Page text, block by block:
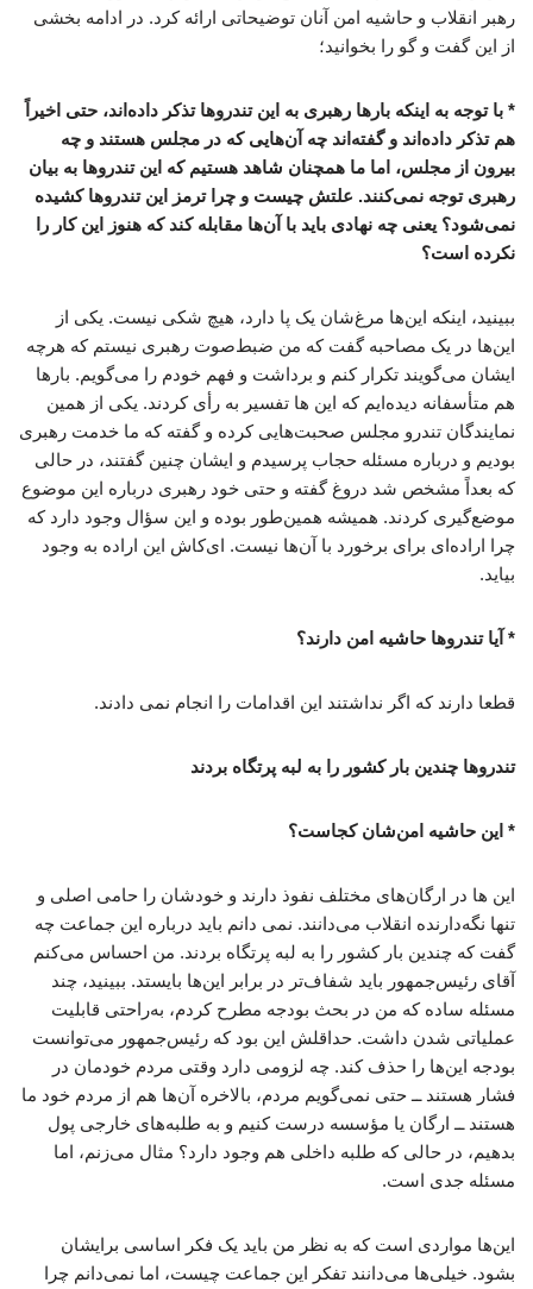
رهبر انقلاب و حاشیه امن آنان توضیحاتی ارائه کرد. در ادامه بخشی
از این گفت و گو را بخوانید؛
* با توجه به اینکه بارها رهبری به این تندروها تذکر داده‌اند، حتی اخیراً
هم تذکر داده‌اند و گفته‌اند چه آن‌هایی که در مجلس هستند و چه
بیرون از مجلس، اما ما همچنان شاهد هستیم که این تندروها به بیان
رهبری توجه نمی‌کنند. علتش چیست و چرا ترمز این تندروها کشیده
نمی‌شود؟ یعنی چه نهادی باید با آن‌ها مقابله کند که هنوز این کار را
نکرده است؟
ببینید، اینکه این‌ها مرغ‌شان یک پا دارد، هیچ شکی نیست. یکی از
این‌ها در یک مصاحبه گفت که من ضبط‌صوت رهبری نیستم که هرچه
ایشان می‌گویند تکرار کنم و برداشت و فهم خودم را می‌گویم. بارها
هم متأسفانه دیده‌ایم که این ها تفسیر به رأی کردند. یکی از همین
نمایندگان تندرو مجلس صحبت‌هایی کرده و گفته که ما خدمت رهبری
بودیم و درباره مسئله حجاب پرسیدم و ایشان چنین گفتند، در حالی
که بعداً مشخص شد دروغ گفته و حتی خود رهبری درباره این موضوع
موضع‌گیری کردند. همیشه همین‌طور بوده و این سؤال وجود دارد که
چرا اراده‌ای برای برخورد با آن‌ها نیست. ای‌کاش این اراده به وجود
بیاید.
* آیا تندروها حاشیه امن دارند؟
قطعا دارند که اگر نداشتند این اقدامات را انجام نمی دادند.
تندروها چندین بار کشور را به لبه پرتگاه بردند
* این حاشیه امن‌شان کجاست؟
این ها در ارگان‌های مختلف نفوذ دارند و خودشان را حامی اصلی و
تنها نگه‌دارنده انقلاب می‌دانند. نمی دانم باید درباره این جماعت چه
گفت که چندین بار کشور را به لبه پرتگاه بردند. من احساس می‌کنم
آقای رئیس‌جمهور باید شفاف‌تر در برابر این‌ها بایستد. ببینید، چند
مسئله ساده که من در بحث بودجه مطرح کردم، به‌راحتی قابلیت
عملیاتی شدن داشت. حداقلش این بود که رئیس‌جمهور می‌توانست
بودجه این‌ها را حذف کند. چه لزومی دارد وقتی مردم خودمان در
فشار هستند ــ حتی نمی‌گویم مردم، بالاخره آن‌ها هم از مردم خود ما
هستند ــ ارگان یا مؤسسه درست کنیم و به طلبه‌های خارجی پول
بدهیم، در حالی که طلبه داخلی هم وجود دارد؟ مثال می‌زنم، اما
مسئله جدی است.
این‌ها مواردی است که به نظر من باید یک فکر اساسی برایشان
بشود. خیلی‌ها می‌دانند تفکر این جماعت چیست، اما نمی‌دانم چرا